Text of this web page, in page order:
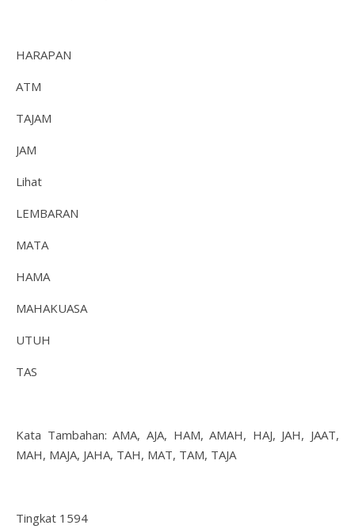
HARAPAN
ATM
TAJAM
JAM
Lihat
LEMBARAN
MATA
HAMA
MAHAKUASA
UTUH
TAS
Kata Tambahan: AMA, AJA, HAM, AMAH, HAJ, JAH, JAAT,
MAH, MAJA, JAHA, TAH, MAT, TAM, TAJA
Tingkat 1594